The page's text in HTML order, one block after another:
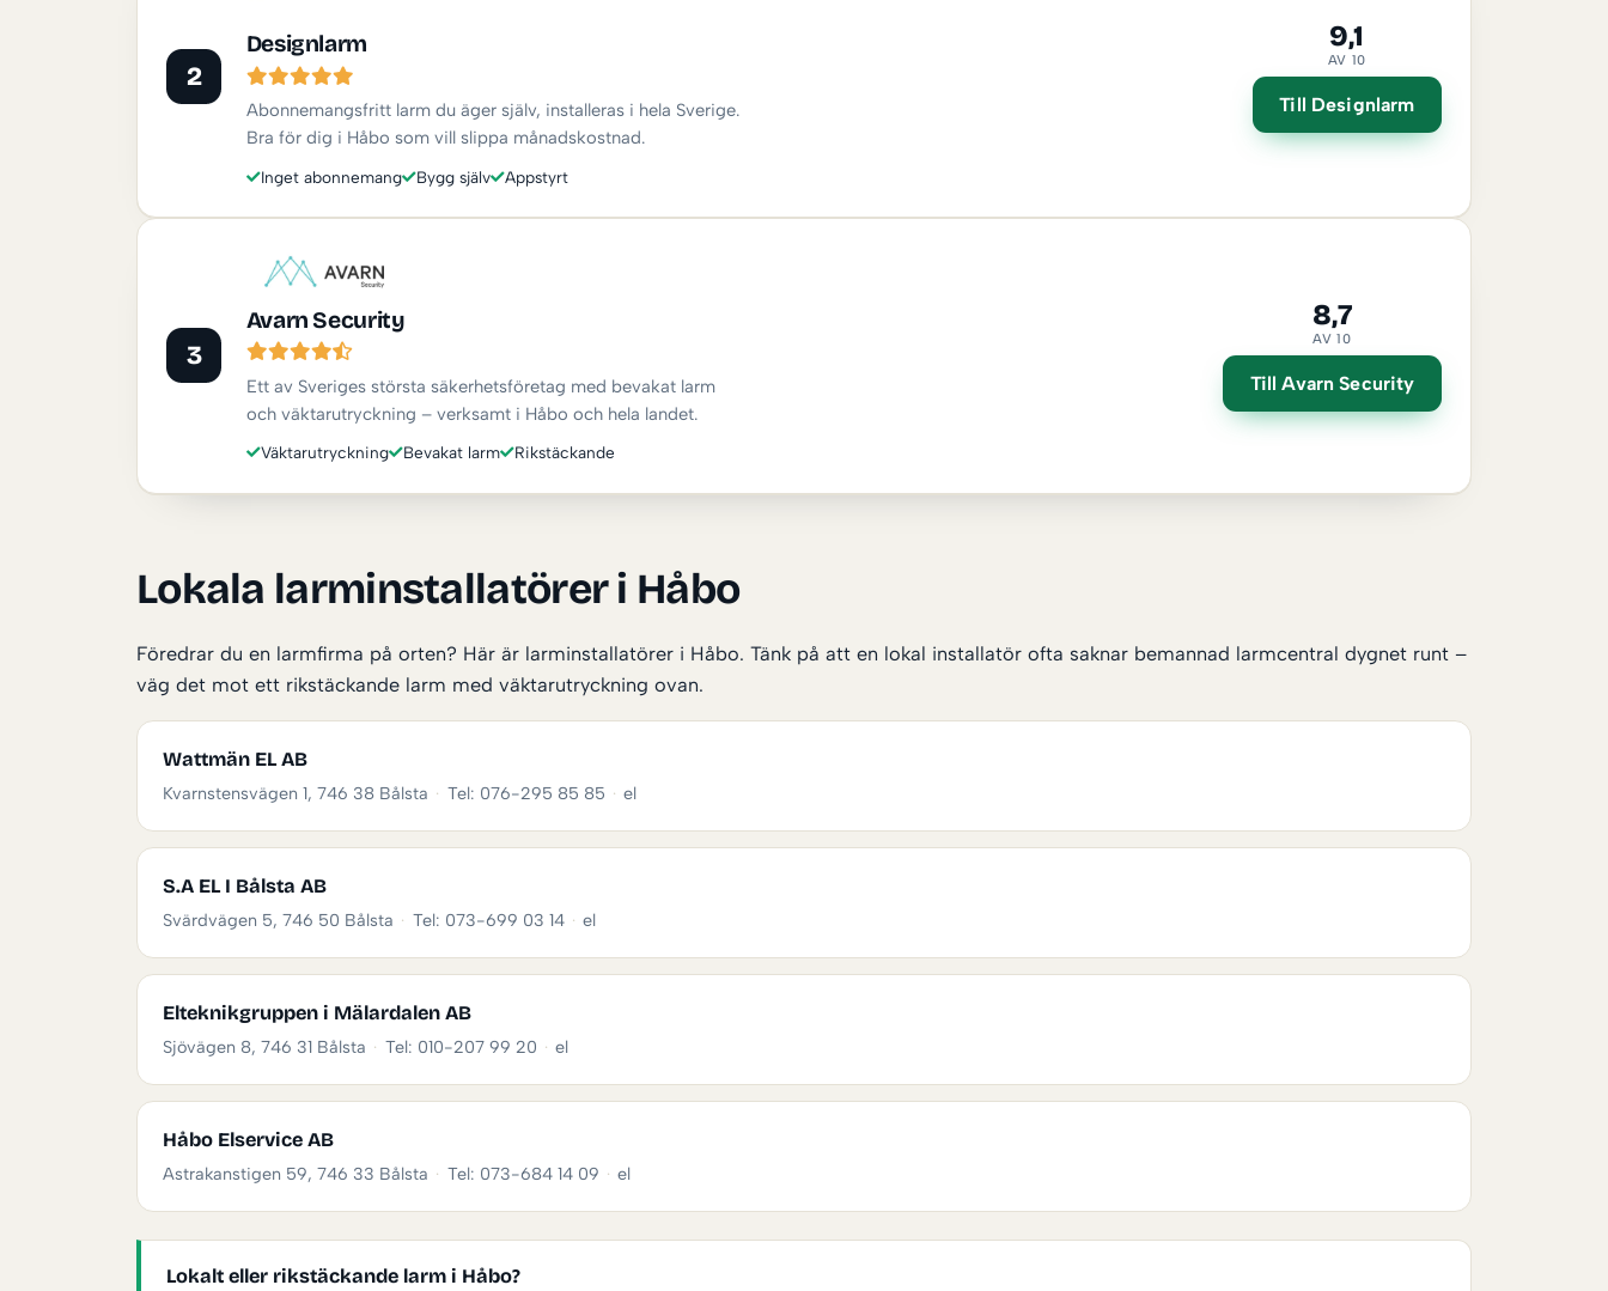
2
Designlarm
Abonnemangsfritt larm du äger själv, installeras i hela Sverige.
Bra för dig i Håbo som vill slippa månadskostnad.
Inget abonnemang Bygg själv Appstyrt
9,1
AV 10
Till Designlarm
3
Avarn Security
Ett av Sveriges största säkerhetsföretag med bevakat larm
och väktarutryckning – verksamt i Håbo och hela landet.
Väktarutryckning Bevakat larm Rikstäckande
8,7
AV 10
Till Avarn Security
Lokala larminstallatörer i Håbo
Föredrar du en larmfirma på orten? Här är larminstallatörer i Håbo. Tänk på att en lokal installatör ofta saknar bemannad larmcentral dygnet runt –
väg det mot ett rikstäckande larm med väktarutryckning ovan.
Wattmän EL AB
Kvarnstensvägen 1, 746 38 Bålsta · Tel: 076-295 85 85 · el
S.A EL I Bålsta AB
Svärdvägen 5, 746 50 Bålsta · Tel: 073-699 03 14 · el
Elteknikgruppen i Mälardalen AB
Sjövägen 8, 746 31 Bålsta · Tel: 010-207 99 20 · el
Håbo Elservice AB
Astrakanstigen 59, 746 33 Bålsta · Tel: 073-684 14 09 · el
Lokalt eller rikstäckande larm i Håbo?